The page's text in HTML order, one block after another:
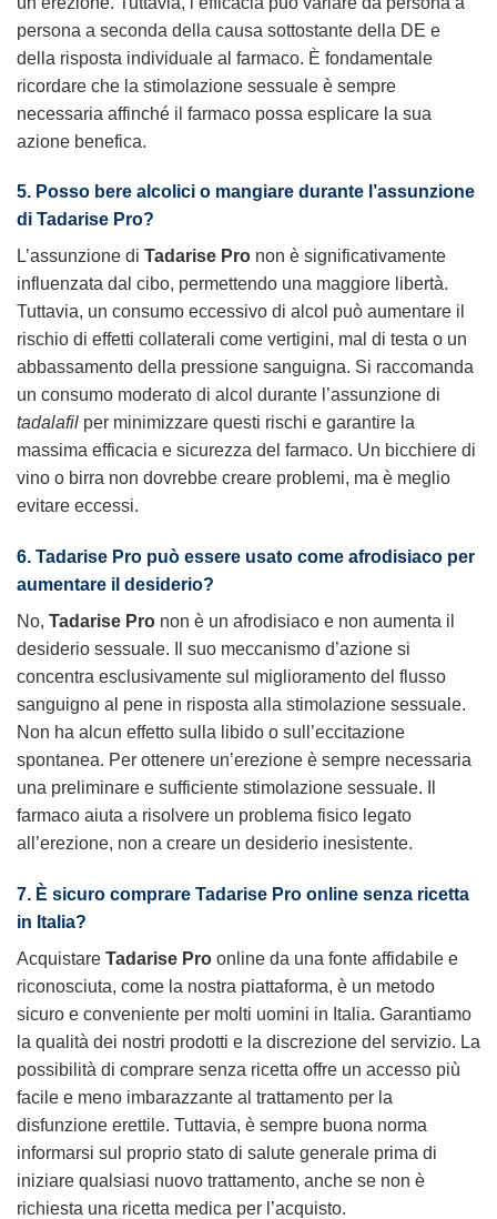
persona a seconda della causa sottostante della DE e
della risposta individuale al farmaco. È fondamentale
ricordare che la stimolazione sessuale è sempre
necessaria affinché il farmaco possa esplicare la sua
azione benefica.
5. Posso bere alcolici o mangiare durante l’assunzione
di Tadarise Pro?
L’assunzione di Tadarise Pro non è significativamente
influenzata dal cibo, permettendo una maggiore libertà.
Tuttavia, un consumo eccessivo di alcol può aumentare il
rischio di effetti collaterali come vertigini, mal di testa o un
abbassamento della pressione sanguigna. Si raccomanda
un consumo moderato di alcol durante l’assunzione di
tadalafil per minimizzare questi rischi e garantire la
massima efficacia e sicurezza del farmaco. Un bicchiere di
vino o birra non dovrebbe creare problemi, ma è meglio
evitare eccessi.
6. Tadarise Pro può essere usato come afrodisiaco per
aumentare il desiderio?
No, Tadarise Pro non è un afrodisiaco e non aumenta il
desiderio sessuale. Il suo meccanismo d’azione si
concentra esclusivamente sul miglioramento del flusso
sanguigno al pene in risposta alla stimolazione sessuale.
Non ha alcun effetto sulla libido o sull’eccitazione
spontanea. Per ottenere un’erezione è sempre necessaria
una preliminare e sufficiente stimolazione sessuale. Il
farmaco aiuta a risolvere un problema fisico legato
all’erezione, non a creare un desiderio inesistente.
7. È sicuro comprare Tadarise Pro online senza ricetta
in Italia?
Acquistare Tadarise Pro online da una fonte affidabile e
riconosciuta, come la nostra piattaforma, è un metodo
sicuro e conveniente per molti uomini in Italia. Garantiamo
la qualità dei nostri prodotti e la discrezione del servizio. La
possibilità di comprare senza ricetta offre un accesso più
facile e meno imbarazzante al trattamento per la
disfunzione erettile. Tuttavia, è sempre buona norma
informarsi sul proprio stato di salute generale prima di
iniziare qualsiasi nuovo trattamento, anche se non è
richiesta una ricetta medica per l’acquisto.